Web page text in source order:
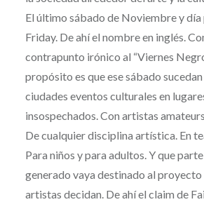
El último sábado de Noviembre y
Friday. De ahí el nombre en inglés.
contrapunto irónico al “Viernes
propósito es que ese sábado
ciudades eventos culturales en
insospechados. Con artistas
De cualquier disciplina artística. En
Para niños y para adultos. Y que
generado vaya destinado al proyecto
artistas decidan. De ahí el claim de